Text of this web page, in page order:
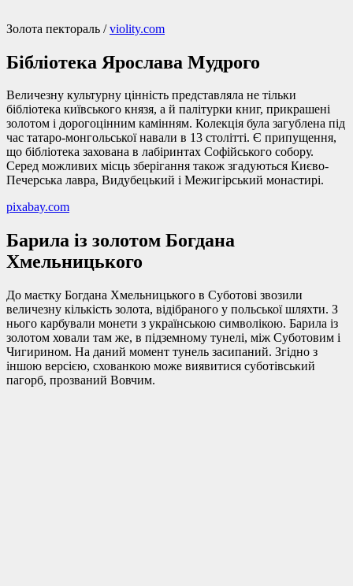
Золота пектораль /violity.com
Бібліотека Ярослава Мудрого
Величезну культурну цінність представляла не тільки
бібліотека київського князя, а й палітурки книг, прикрашені
золотом і дорогоцінним камінням. Колекція була загублена під
час татаро-монгольської навали в 13 столітті. Є припущення,
що бібліотека захована в лабіринтах Софійського собору.
Серед можливих місць зберігання також згадуються Києво-
Печерська лавра, Видубецький і Межигірський монастирі.
pixabay.com
Барила із золотом Богдана
Хмельницького
До маєтку Богдана Хмельницького в Суботові звозили
величезну кількість золота, відібраного у польської шляхти. З
нього карбували монети з українською символікою. Барила із
золотом ховали там же, в підземному тунелі, між Суботовим і
Чигирином. На даний момент тунель засипаний. Згідно з
іншою версією, схованкою може виявитися суботівський
пагорб, прозваний Вовчим.